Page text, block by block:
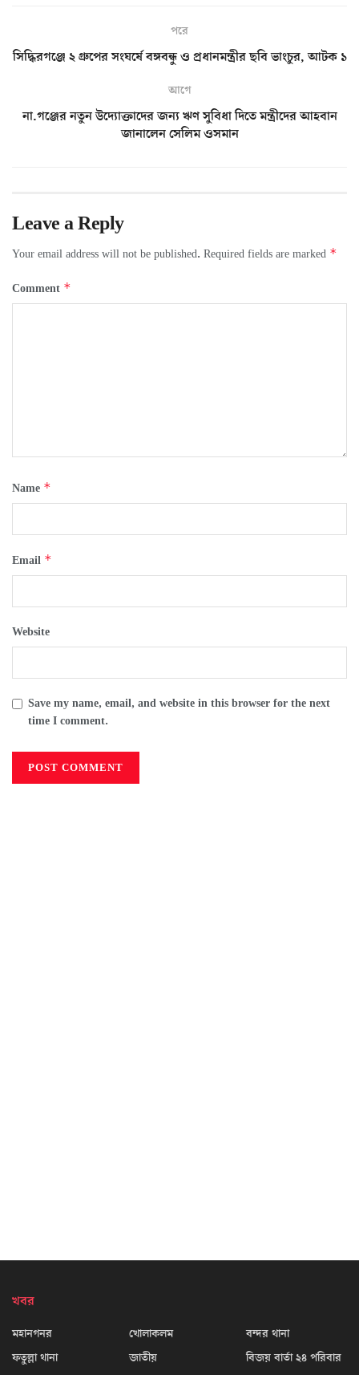
পরে
সিদ্ধিরগঞ্জে ২ গ্রুপের সংঘর্ষে বঙ্গবন্ধু ও প্রধানমন্ত্রীর ছবি ভাংচুর, আটক ১
আগে
না.গঞ্জের নতুন উদ্যোক্তাদের জন্য ঋণ সুবিধা দিতে মন্ত্রীদের আহবান
জানালেন সেলিম ওসমান
Leave a Reply
Your email address will not be published. Required fields are marked *
Comment *
Name *
Email *
Website
Save my name, email, and website in this browser for the next
time I comment.
খবর
মহানগনর
ফতুল্লা থানা
খোলাকলম
জাতীয়
বন্দর থানা
বিজয় বার্তা ২৪ পরিবার